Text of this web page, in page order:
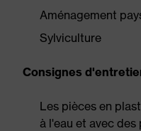
Aménagement
Sylviculture
Consignes
Les pièces en
à l'eau et avec